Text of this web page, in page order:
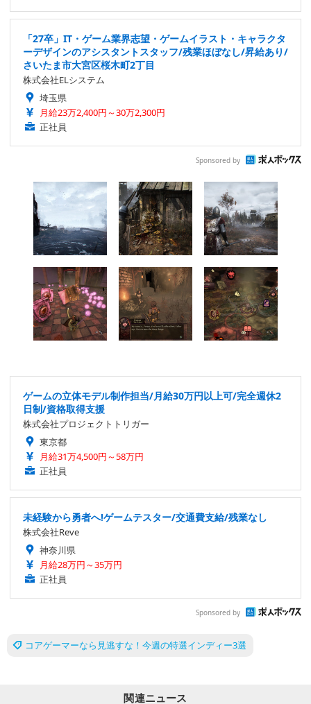
「27卒」IT・ゲーム業界志望・ゲームイラスト・キャラクタ
ーデザインのアシスタントスタッフ/残業ほぼなし/昇給あり/
さいたま市大宮区桜木町2丁目
株式会社ELシステム
埼玉県
月給23万2,400円～30万2,300円
正社員
Sponsored by
ゲームの立体モデル制作担当/月給30万円以上可/完全週休2
日制/資格取得支援
株式会社プロジェクトトリガー
東京都
月給31万4,500円～58万円
正社員
未経験から勇者へ!ゲームテスター/交通費支給/残業なし
株式会社Reve
神奈川県
月給28万円～35万円
正社員
Sponsored by
コアゲーマーなら見逃すな！今週の特選インディー3選
関連ニュース